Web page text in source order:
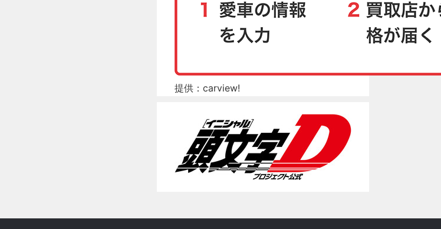
提供：carview!